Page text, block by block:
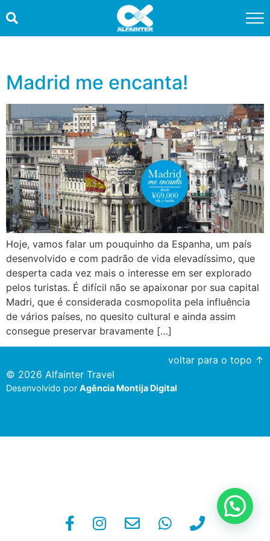
PROMOÇÕES
QUEM SOMOS
SERVIÇOS
INFORMAÇÕES ÚTEIS
CONTATO
TRABALHE CONOSCO
OUVIDORIA
Madrid me encanta!
Hoje, vamos falar um pouquinho da Espanha, um país
desenvolvido e com padrão de vida elevadíssimo, que
desperta cada vez mais o interesse em ser explorado
pelos turistas. É difícil não se apaixonar por sua capital
Madri, que é considerada cosmopolita pela influência
de vários países, no quesito cultural e ainda assim
consegue preservar bravamente […]
voltar para o topo ↑
© 2026 Alfainter Travel
Desenvolvido por Agência Montija Digital